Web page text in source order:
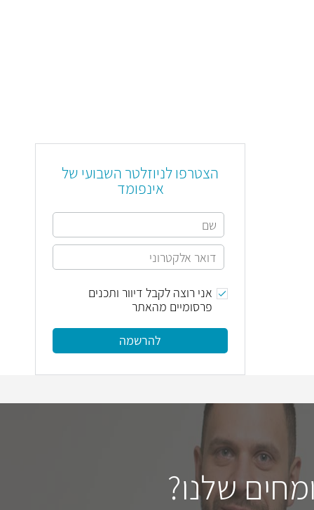
הצטרפו לניוזלטר השבועי של
אינפומד
אני רוצה לקבל דיוור ותכנים
פרסומיים מהאתר
להרשמה
שלנו?